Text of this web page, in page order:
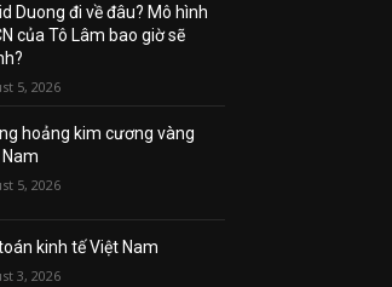
Duong đi về đâu? Mô hình
của Tô Lâm bao giờ sẽ
5, 2026
hoảng kim cương vàng
5, 2026
kinh tế Việt Nam
3, 2026